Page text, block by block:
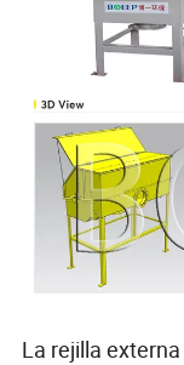
La rejilla